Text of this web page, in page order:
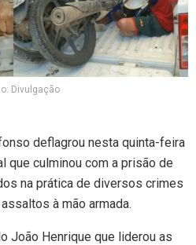
Divulgação
deflagrou nesta quinta-feira
que culminou com a prisão de
na prática de diversos crimes
à mão armada.
João Henrique que liderou as